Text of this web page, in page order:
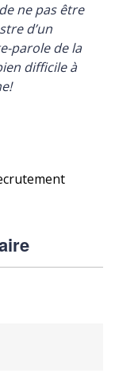
ne pas être
d’un
parole de la
difficile à